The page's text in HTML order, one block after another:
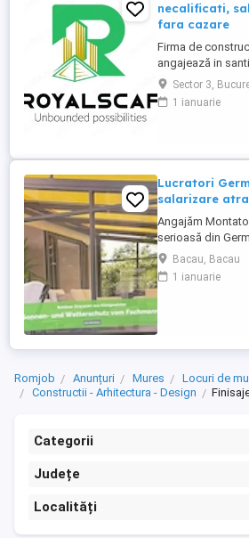
necalificati,
fara cazare
Firma de
angajează in
RIGIPSAR si
angajare cu carte
8500 lei luna în
intre salarii; - ...
Sector 3,
1 ianuarie
Lucratori
salarizare
Angajăm
serioasă din
și caută minimum
pentru montajul
terase; sisteme
Bacau, Bacau
1 ianuarie
Romjob Anunțuri Mures
Locuri de
Constructii - Arhitectura - Design
Categorii
Județe
Localități